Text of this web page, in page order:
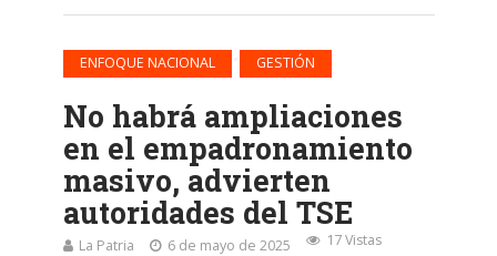
ENFOQUE NACIONAL GESTIÓN
No habrá ampliaciones
en el empadronamiento
masivo, advierten
autoridades del TSE
La Patria 6 de mayo de 2025 17 Vistas